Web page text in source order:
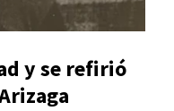
y se refirió